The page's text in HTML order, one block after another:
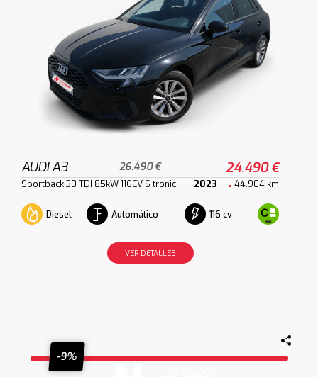
AUDI A3 26.490 € 24.490 €
Sportback 30 TDI 85kW 116CV S tronic 2023 44.904 km
Diesel Automático 116 cv
VER DETALLES
-9%